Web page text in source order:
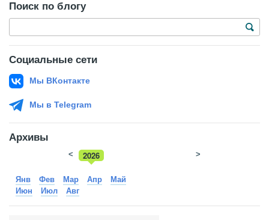
Поиск по блогу
Социальные сети
Мы ВКонтакте
Мы в Telegram
Архивы
2026
2025
< >
Янв Фев Мар Апр
Май
Июн
Июл Авг